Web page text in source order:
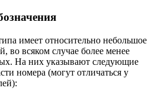
имеет относительно небольшое
во всяком случае более менее
На них указывают следующие
номера (могут отличаться у